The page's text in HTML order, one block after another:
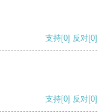
支持[0] 反对[0]
支持[0] 反对[0]